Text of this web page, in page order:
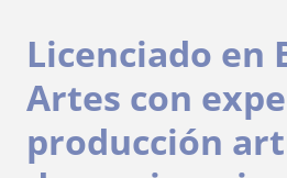
Licenciado en
Artes con
producción